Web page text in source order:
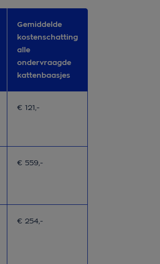
Gemiddelde
kostenschatting
alle
ondervraagde
kattenbaasjes
met verzekering
kattenbaasjes zonder
Gemiddelde kostenschatting alle
€ 121,-
met verzekering
kattenbaasjes zonder
Gemiddelde kostenschatting alle
€ 559,-
met verzekering
kattenbaasjes zonder
Gemiddelde kostenschatting alle
€ 254,-